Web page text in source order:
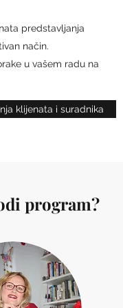
predstavljanja
način.
u vašem radu na
klijenata i suradnika
program?